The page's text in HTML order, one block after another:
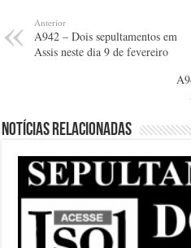
Anterior
A942 – Dois sepultamentos em
Assis neste dia 9 de fevereiro
Notícias relacionadas